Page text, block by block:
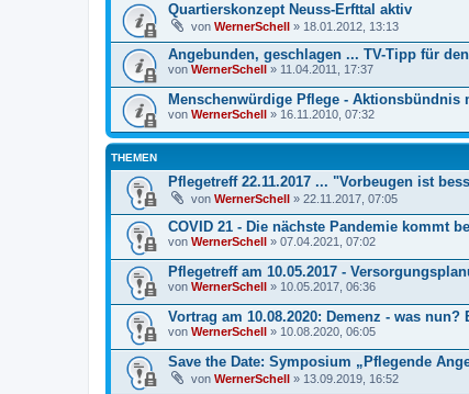
Quartierskonzept Neuss-Erfttal aktiv
von WernerSchell » 18.01.2012, 13:13
Angebunden, geschlagen ... TV-Tipp für den
von WernerSchell » 11.04.2011, 17:37
Menschenwürdige Pflege - Aktionsbündnis
von WernerSchell » 16.11.2010, 07:32
THEMEN
Pflegetreff 22.11.2017 ... "Vorbeugen ist
von WernerSchell » 22.11.2017, 07:05
COVID 21 - Die nächste Pandemie kommt
von WernerSchell » 07.04.2021, 07:02
Pflegetreff am 10.05.2017 -
von WernerSchell » 10.05.2017, 06:36
Vortrag am 10.08.2020: Demenz - was
von WernerSchell » 10.08.2020, 06:05
Save the Date: Symposium „Pflegende
von WernerSchell » 13.09.2019, 16:52